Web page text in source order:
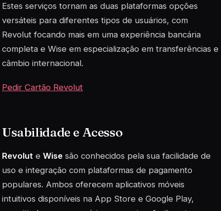
Estes serviços tornam as duas plataformas opções
versáteis para diferentes tipos de usuários, com
Revolut focando mais em uma experiência bancária
completa e Wise em especialização em transferências e
câmbio internacional.
Pedir Cartão Revolut
Usabilidade e Acesso
Revolut e Wise são conhecidos pela sua facilidade de
uso e integração com plataformas de pagamento
populares. Ambos oferecem aplicativos móveis
intuitivos disponíveis na App Store e Google Play,